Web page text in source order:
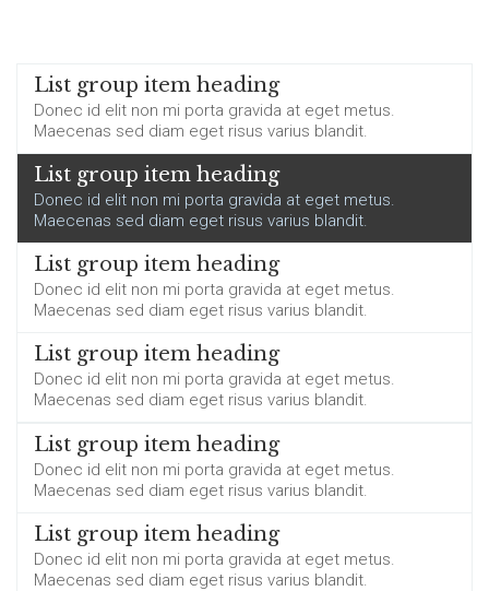
List group item heading
Donec id elit non mi porta gravida at eget metus.
Maecenas sed diam eget risus varius blandit.
List group item heading
Donec id elit non mi porta gravida at eget metus.
Maecenas sed diam eget risus varius blandit.
List group item heading
Donec id elit non mi porta gravida at eget metus.
Maecenas sed diam eget risus varius blandit.
List group item heading
Donec id elit non mi porta gravida at eget metus.
Maecenas sed diam eget risus varius blandit.
List group item heading
Donec id elit non mi porta gravida at eget metus.
Maecenas sed diam eget risus varius blandit.
List group item heading
Donec id elit non mi porta gravida at eget metus.
Maecenas sed diam eget risus varius blandit.